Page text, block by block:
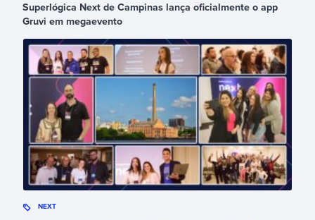
Superlógica Next de Campinas lança oficialmente o app
Gruvi em megaevento
NEXT